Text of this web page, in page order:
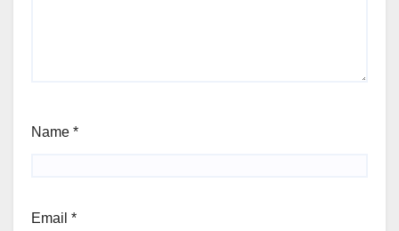
Name *
Email *